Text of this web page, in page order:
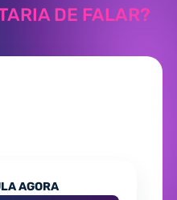
DE FALAR?
AGORA